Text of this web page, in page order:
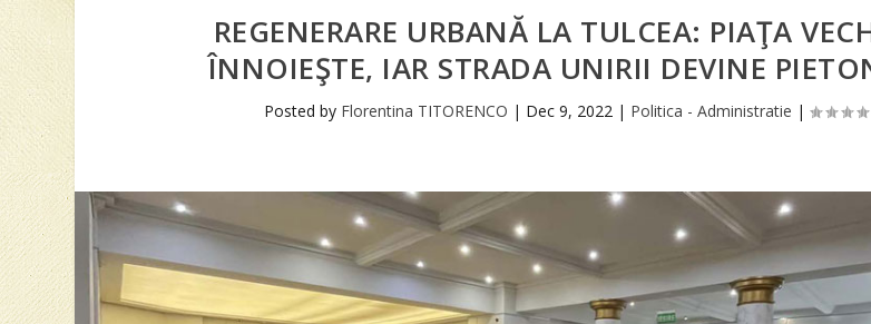
REGENERARE URBANĂ LA TULCEA: PIAŢA
ÎNNOIEŞTE, IAR STRADA UNIRII DEVINE
Posted by Florentina TITORENCO | Dec 9, 2022 | Politica - Administratie |